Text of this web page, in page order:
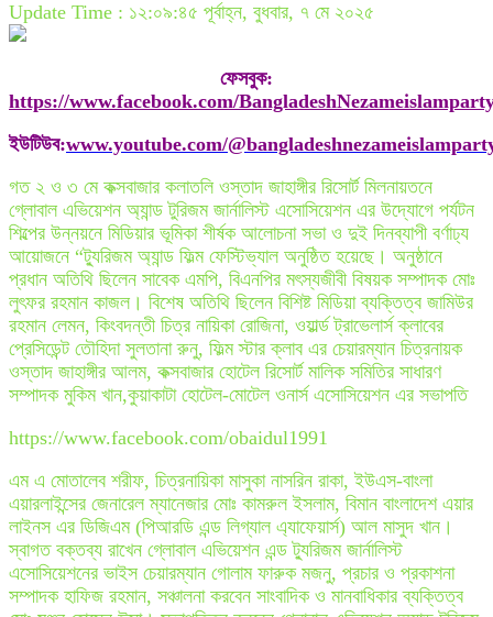
Update Time : ১২:০৯:৪৫ পূর্বাহ্ন, বুধবার, ৭ মে ২০২৫
ফেসবুক:
https://www.facebook.com/
ইউটিউব:www.youtube.com/
গত ২ ও ৩ মে কক্সবাজার কলাতলি ওস্তাদ জাহাঙ্গীর রিসোর্ট মিলনায়তনে
গ্লোবাল এভিয়েশন অ্যান্ড টুরিজম জার্নালিস্ট এসোসিয়েশন এর উদ্যোগে পর্যটন
শিল্পের উন্নয়নে মিডিয়ার ভূমিকা শীর্ষক আলোচনা সভা ও দুই দিনব্যাপী বর্ণাঢ্য
আয়োজনে “ট্যুরিজম অ্যান্ড ফিল্ম ফেস্টিভ্যাল অনুষ্ঠিত হয়েছে। অনুষ্ঠানে
প্রধান অতিথি ছিলেন সাবেক এমপি, বিএনপির মৎস্যজীবী বিষয়ক সম্পাদক মোঃ
লুৎফর রহমান কাজল। বিশেষ অতিথি ছিলেন বিশিষ্ট মিডিয়া ব্যক্তিত্ব জামিউর
রহমান লেমন, কিংবদন্তী চিত্র নায়িকা রোজিনা, ওয়ার্ল্ড ট্রাভেলার্স ক্লাবের
প্রেসিডেন্ট তৌহিদা সুলতানা রুনু, ফিল্ম স্টার ক্লাব এর চেয়ারম্যান চিত্রনায়ক
ওস্তাদ জাহাঙ্গীর আলম, কক্সবাজার হোটেল রিসোর্ট মালিক সমিতির সাধারণ
সম্পাদক মুকিম খান,কুয়াকাটা হোটেল-মোটেল ওনার্স এসোসিয়েশন এর সভাপতি
https://www.facebook.com/obaidul1991
এম এ মোতালেব শরীফ, চিত্রনায়িকা মাসুকা নাসরিন রাকা, ইউএস-বাংলা
এয়ারলাইন্সের জেনারেল ম্যানেজার মোঃ কামরুল ইসলাম, বিমান বাংলাদেশ এয়ার
লাইনস এর ডিজিএম (পিআরডি এন্ড লিগ্যাল এ্যাফেয়ার্স) আল মাসুদ খান।
স্বাগত বক্তব্য রাখেন গ্লোবাল এভিয়েশন এন্ড ট্যুরিজম জার্নালিস্ট
এসোসিয়েশনের ভাইস চেয়ারম্যান গোলাম ফারুক মজনু, প্রচার ও প্রকাশনা
সম্পাদক হাফিজ রহমান, সঞ্চালনা করবেন সাংবাদিক ও মানবাধিকার ব্যক্তিত্ব